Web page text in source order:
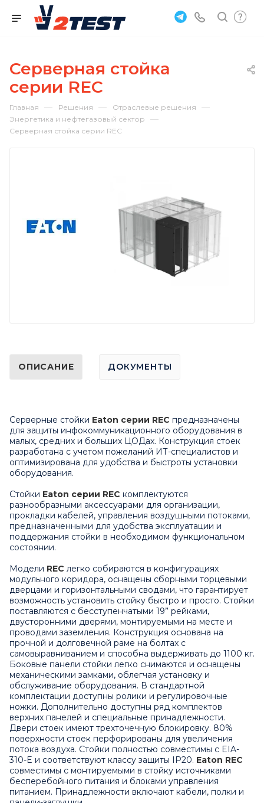
Серверная стойка
серии REC
Главная — Решения — Отраслевые решения —
Энергетика и нефтегазовый сектор —
Серверная стойка серии REC
ОПИСАНИЕ ДОКУМЕНТЫ
Серверные cтойки Eaton серии REC предназначены
для защиты инфокоммуникационного оборудования в
малых, средних и больших ЦОДах. Конструкция стоек
разработана с учетом пожеланий ИТ-специалистов и
оптимизирована для удобства и быстроты установки
оборудования.
Стойки Eaton серии REC комплектуются
разнообразными аксессуарами для организации,
прокладки кабелей, управления воздушными потоками,
предназначенными для удобства эксплуатации и
поддержания стойки в необходимом функциональном
состоянии.
Модели REC легко собираются в конфигурациях
модульного коридора, оснащены сборными торцевыми
дверцами и горизонтальными сводами, что гарантирует
возможность установить стойку быстро и просто. Стойки
поставляются с бесступенчатыми 19” рейками,
двусторонними дверями, монтируемыми на месте и
проводами заземления. Конструкция основана на
прочной и долговечной раме на болтах с
самовыравниванием и способна выдерживать до 1100 кг.
Боковые панели стойки легко снимаются и оснащены
механическими замками, облегчая установку и
обслуживание оборудования. В стандартной
комплектации доступны ролики и регулировочные
ножки. Дополнительно доступны ряд комплектов
верхних панелей и специальные принадлежности.
Двери стоек имеют трехточечную блокировку. 80%
поверхности стоек перфорированы для увеличения
потока воздуха. Стойки полностью совместимы с EIA-
310-E и соответствуют классу защиты IP20. Eaton REC
совместимы с монтируемыми в стойку источниками
бесперебойного питания и блоками управления
питанием. Принадлежности включают кабели, полки и